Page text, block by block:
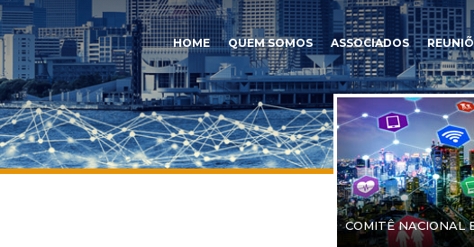
HOME QUEM SOMOS ASSOCIADOS
COMITÊ NACIONAL